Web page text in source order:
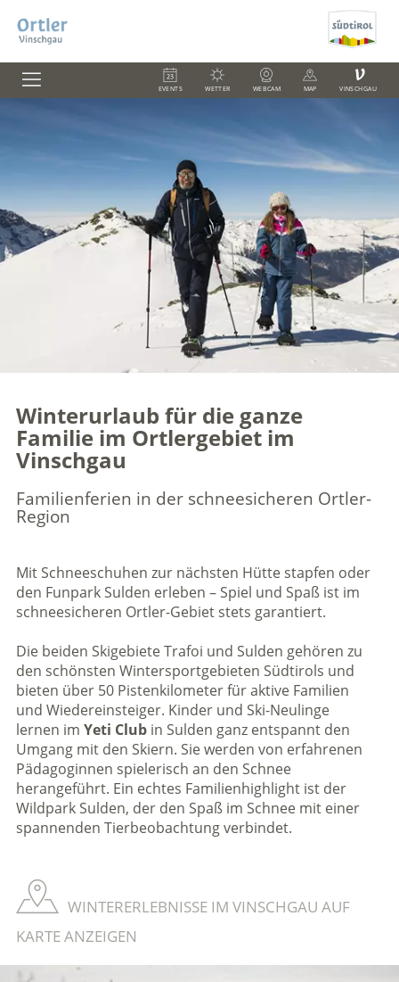
EVENTS WETTER WEBCAM MAP
V
VINSCHGAU
Winterurlaub für die ganze
Familie im Ortlergebiet im
Vinschgau
Familienferien in der schneesicheren Ortler-
Region
Mit Schneeschuhen zur nächsten Hütte stapfen oder
den Funpark Sulden erleben – Spiel und Spaß ist im
schneesicheren Ortler-Gebiet stets garantiert.
Die beiden Skigebiete Trafoi und Sulden gehören zu
den schönsten Wintersportgebieten Südtirols und
bieten über 50 Pistenkilometer für aktive Familien
und Wiedereinsteiger. Kinder und Ski-Neulinge
lernen im Yeti Clubin Sulden ganz entspannt den
Umgang mit den Skiern. Sie werden von erfahrenen
Pädagoginnen spielerisch an den Schnee
herangeführt. Ein echtes Familienhighlight ist der
Wildpark Sulden, der den Spaß im Schnee mit einer
spannenden Tierbeobachtung verbindet.
WINTERERLEBNISSE IM VINSCHGAU AUF
KARTE ANZEIGEN